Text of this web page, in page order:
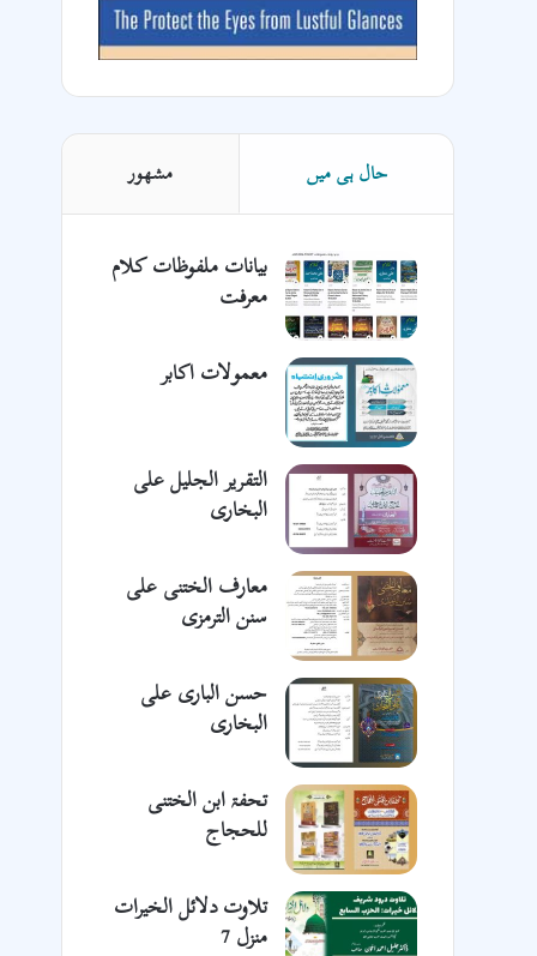
حال ہی میں مشھور
بیانات ملفوظات کلام
معرفت
معمولات اکابر
التقریر الجلیل علی
البخاری
معارف الختنی علی
سنن الترمزی
حسن الباری علی
البخاری
تحفۃ ابن الختنی
للحجاج
تلاوت دلائل الخیرات
منزل 7